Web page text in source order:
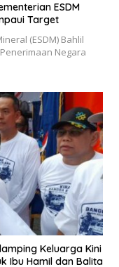
ESDM
Target
(ESDM) Bahlil
Negara
Keluarga Kini
Ibu Hamil dan Balita